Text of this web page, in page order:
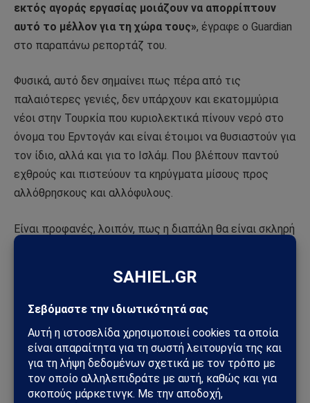
εκτός αγοράς εργασίας μοιάζουν να απορρίπτουν
αυτό το μέλλον για τη χώρα τους», έγραφε ο Guardian
στο παραπάνω ρεπορτάζ του.
Φυσικά, αυτό δεν σημαίνει πως πέρα από τις
παλαιότερες γενιές, δεν υπάρχουν και εκατομμύρια
νέοι στην Τουρκία που κυριολεκτικά πίνουν νερό στο
όνομα του Ερντογάν και είναι έτοιμοι να θυσιαστούν για
τον ίδιο, αλλά και για το Ισλάμ. Που βλέπουν παντού
εχθρούς και πιστεύουν τα κηρύγματα μίσους προς
αλλόθρησκους και αλλόφυλους.
Είναι προφανές, λοιπόν, πως η διαπάλη θα είναι σκληρή
αυτή γίνει. Αν και το βέβαιο είναι ότι θα γίνει όταν ο
ίδιος ο Ερντογάν εκτιμήσει ότι υπάρχουν οι καλύτερες
συνταγματική μεταρρύθμιση που έχει στα σκαριά.
Πηγή: pentapostagma.gr